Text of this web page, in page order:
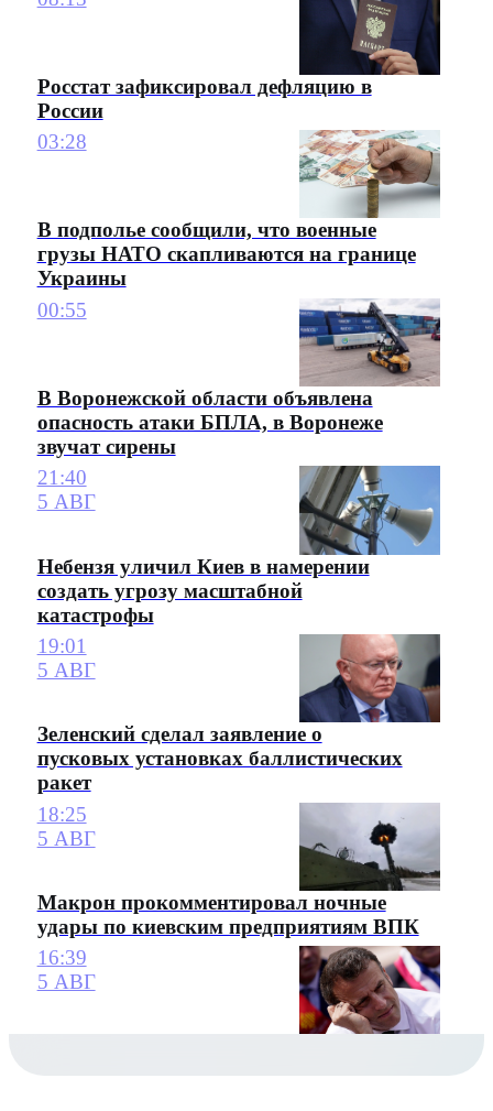
Росстат зафиксировал дефляцию в
России
03:28
В подполье сообщили, что военные
грузы НАТО скапливаются на границе
Украины
00:55
В Воронежской области объявлена
опасность атаки БПЛА, в Воронеже
звучат сирены
21:40
5 АВГ
Небензя уличил Киев в намерении
создать угрозу масштабной
катастрофы
19:01
5 АВГ
Зеленский сделал заявление о
пусковых установках баллистических
ракет
18:25
5 АВГ
Макрон прокомментировал ночные
удары по киевским предприятиям ВПК
16:39
5 АВГ